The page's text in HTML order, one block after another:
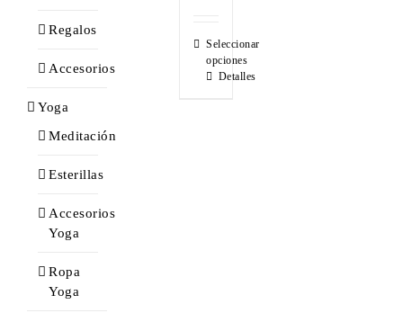
Seleccionar
opciones
Detalles
Regalos
Accesorios
Yoga
Meditación
Esterillas
Accesorios
Yoga
Ropa
Yoga